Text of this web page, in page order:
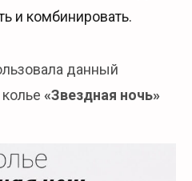
и комбинировать.
данный
«Звездная ночь»